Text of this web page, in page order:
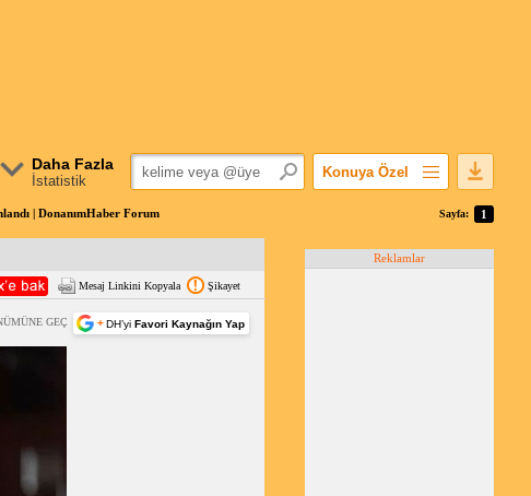
Daha Fazla
İstatistik
Konuya Özel
Popüler Mesajlar
| DonanımHaber Forum Sayfa: 1
Mesaj Linkini Kopyala Şikayet
+ DH’yi Favori Kaynağın Yap
GEÇ
Reklamlar